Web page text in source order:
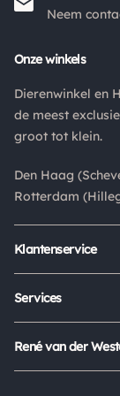
pakket niet
Is een product
het product altijd
retourkosten
pakketten die bij
niet af.
Neem
Onze winkels
Dierenwinkel en
de meest
groot tot klein.
Den Haag
Rotterdam
Klantenservice
Status bestelling
Mijn account
Services
René van der